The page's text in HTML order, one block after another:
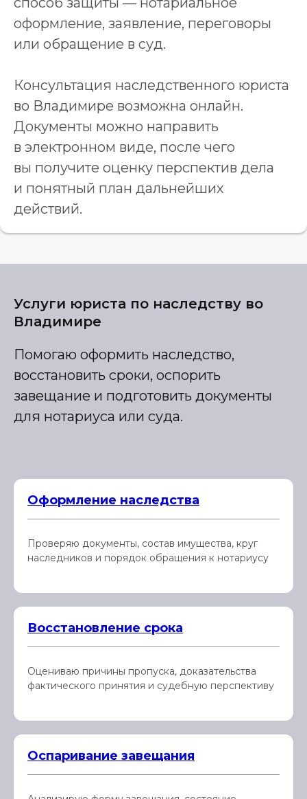
оформление, заявление, переговоры
или обращение в суд.
Консультация наследственного юриста
во Владимире возможна онлайн.
Документы можно направить
в электронном виде, после чего
вы получите оценку перспектив дела
и понятный план дальнейших
действий.
Услуги юриста по наследству во
Владимире
Помогаю оформить наследство,
восстановить сроки, оспорить
завещание и подготовить документы
для нотариуса или суда.
Оформление наследства
Проверяю документы, состав имущества, круг
наследников и порядок обращения к нотариусу
Восстановление срока
Оцениваю причины пропуска, доказательства
фактического принятия и судебную перспективу
Оспаривание завещания